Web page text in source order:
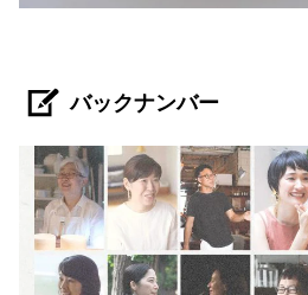
バックナンバー